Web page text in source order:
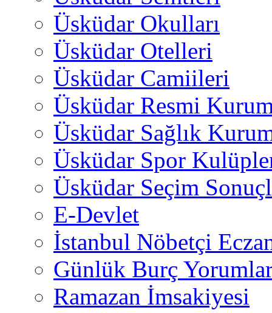
Üsküdar Okulları
Üsküdar Otelleri
Üsküdar Camiileri
Üsküdar Resmi
Üsküdar Sağlık
Üsküdar Spor
Üsküdar Seçim
E-Devlet
İstanbul Nöbetçi
Günlük Burç
Ramazan İmsakiyesi